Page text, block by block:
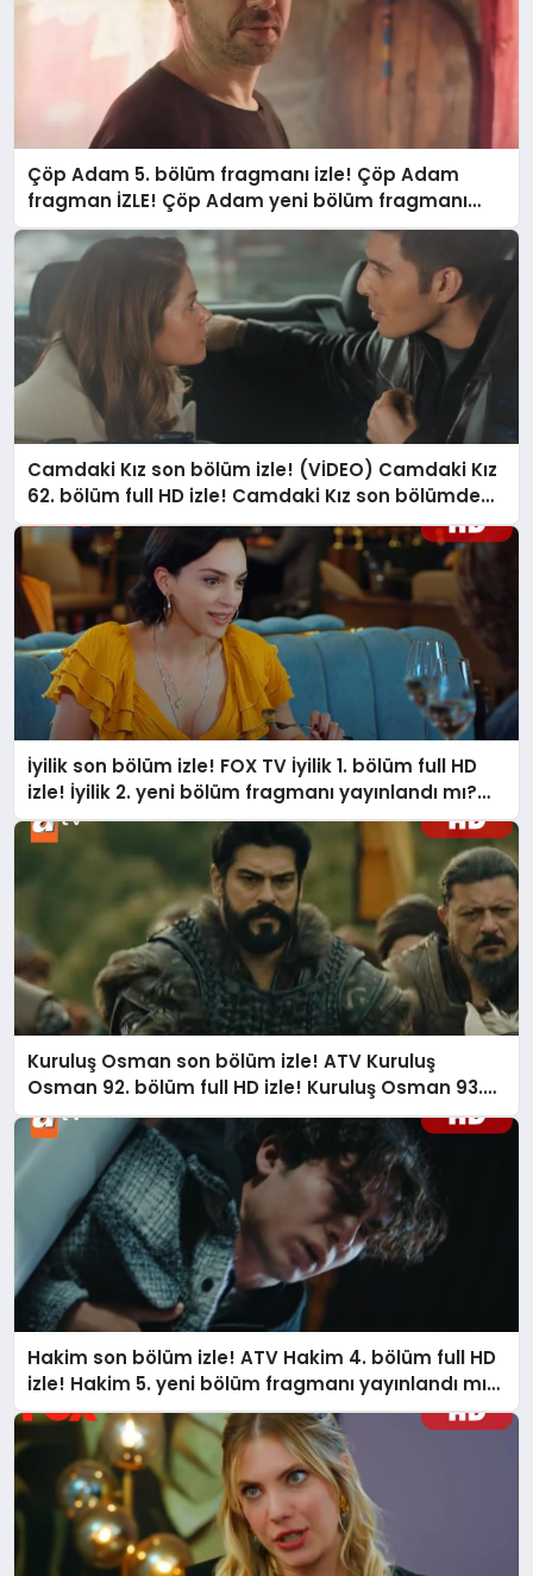
Çöp Adam 5. bölüm fragmanı izle! Çöp Adam
fragman İZLE! Çöp Adam yeni bölüm fragmanı
yayınlandı mı?
Camdaki Kız son bölüm izle! (VİDEO) Camdaki Kız
62. bölüm full HD izle! Camdaki Kız son bölümde
neler oldu?
İyilik son bölüm izle! FOX TV İyilik 1. bölüm full HD
izle! İyilik 2. yeni bölüm fragmanı yayınlandı mı?
İyilik yeni bölümde neler olacak?
Kuruluş Osman son bölüm izle! ATV Kuruluş
Osman 92. bölüm full HD izle! Kuruluş Osman 93.
yeni bölüm fragmanı yayınlandı mı?
Hakim son bölüm izle! ATV Hakim 4. bölüm full HD
izle! Hakim 5. yeni bölüm fragmanı yayınlandı mı?
Hakim yeni bölümde neler olacak?